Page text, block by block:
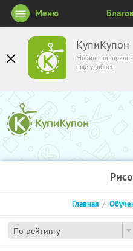
КупиКупон
Мобильное
ещё удобнее
Меню
По рейтингу
Главная